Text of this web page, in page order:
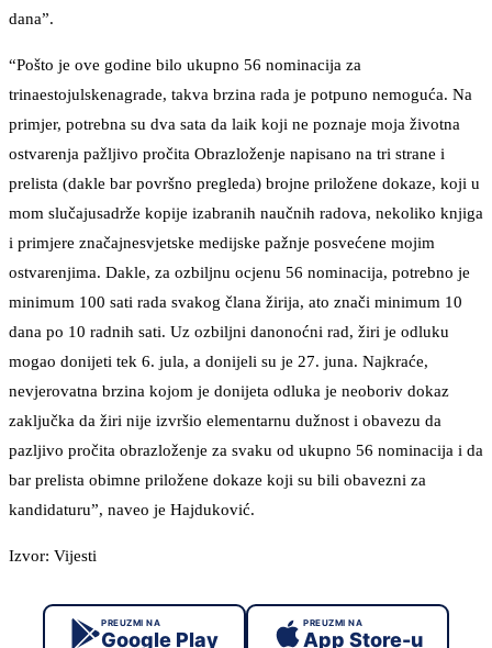
dana”.
“Pošto je ove godine bilo ukupno 56 nominacija za
trinaestojulskenagrade, takva brzina rada je potpuno nemoguća. Na
primjer, potrebna su dva sata da laik koji ne poznaje moja životna
ostvarenja pažljivo pročita Obrazloženje napisano na tri strane i
prelista (dakle bar površno pregleda) brojne priložene dokaze, koji u
mom slučajusadrže kopije izabranih naučnih radova, nekoliko knjiga
i primjere značajnesvjetske medijske pažnje posvećene mojim
ostvarenjima. Dakle, za ozbiljnu ocjenu 56 nominacija, potrebno je
minimum 100 sati rada svakog člana žirija, ato znači minimum 10
dana po 10 radnih sati. Uz ozbiljni danonoćni rad, žiri je odluku
mogao donijeti tek 6. jula, a donijeli su je 27. juna. Najkraće,
nevjerovatna brzina kojom je donijeta odluka je neoboriv dokaz
zaključka da žiri nije izvršio elementarnu dužnost i obavezu da
pazljivo pročita obrazloženje za svaku od ukupno 56 nominacija i da
bar prelista obimne priložene dokaze koji su bili obavezni za
kandidaturu”, naveo je Hajduković.
Izvor: Vijesti
PREUZMI NA
Google Play
PREUZMI NA
App Store-u